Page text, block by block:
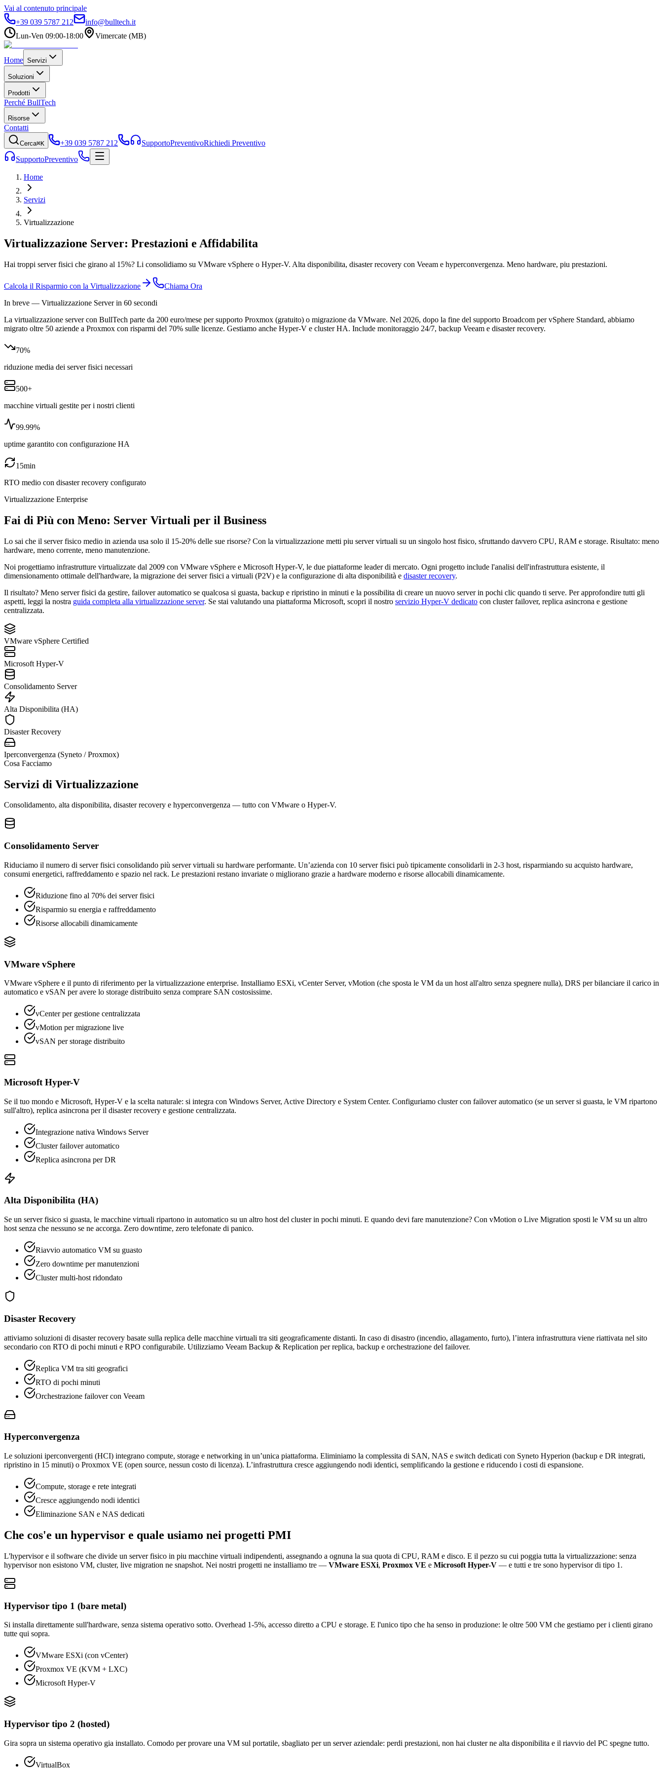
Vai al contenuto principale
+39 039 5787 212
info@bulltech.it
Lun-Ven 09:00-18:00
Vimercate (MB)
Home Servizi
Soluzioni
Prodotti
Perché BullTech
Risorse
Contatti
Cerca⌘K +39 039 5787 212 SupportoPreventivoRichiedi Preventivo
SupportoPreventivo
Home
Servizi
Virtualizzazione
Virtualizzazione Server: Prestazioni e Affidabilita
Hai troppi server fisici che girano al 15%? Li consolidiamo su VMware vSphere o Hyper-V. Alta disponibilita, disaster recovery con Veeam e hyperconvergenza. Meno hardware, piu prestazioni.
Calcola il Risparmio con la Virtualizzazione
Chiama Ora
In breve — Virtualizzazione Server in 60 secondi
La virtualizzazione server con BullTech parte da 200 euro/mese per supporto Proxmox (gratuito) o migrazione da VMware. Nel 2026, dopo la fine del supporto Broadcom per vSphere Standard, abbiamo
migrato oltre 50 aziende a Proxmox con risparmi del 70% sulle licenze. Gestiamo anche Hyper-V e cluster HA. Include monitoraggio 24/7, backup Veeam e disaster recovery.
70%
riduzione media dei server fisici necessari
500+
macchine virtuali gestite per i nostri clienti
99.99%
uptime garantito con configurazione HA
15min
RTO medio con disaster recovery configurato
Virtualizzazione Enterprise
Fai di Più con Meno: Server Virtuali per il Business
Lo sai che il server fisico medio in azienda usa solo il 15-20% delle sue risorse? Con la virtualizzazione metti piu server virtuali su un singolo host fisico, sfruttando davvero CPU, RAM e storage. Risultato: meno
hardware, meno corrente, meno manutenzione.
Noi progettiamo infrastrutture virtualizzate dal 2009 con VMware vSphere e Microsoft Hyper-V, le due piattaforme leader di mercato. Ogni progetto include l'analisi dell'infrastruttura esistente, il
dimensionamento ottimale dell'hardware, la migrazione dei server fisici a virtuali (P2V) e la configurazione di alta disponibilità e disaster recovery.
Il risultato? Meno server fisici da gestire, failover automatico se qualcosa si guasta, backup e ripristino in minuti e la possibilita di creare un nuovo server in pochi clic quando ti serve. Per approfondire tutti gli
aspetti, leggi la nostra guida completa alla virtualizzazione server. Se stai valutando una piattaforma Microsoft, scopri il nostro servizio Hyper-V dedicato con cluster failover, replica asincrona e gestione
centralizzata.
VMware vSphere Certified
Microsoft Hyper-V
Consolidamento Server
Alta Disponibilita (HA)
Disaster Recovery
Iperconvergenza (Syneto / Proxmox)
Cosa Facciamo
Servizi di Virtualizzazione
Consolidamento, alta disponibilita, disaster recovery e hyperconvergenza — tutto con VMware o Hyper-V.
Consolidamento Server
Riduciamo il numero di server fisici consolidando più server virtuali su hardware performante. Un’azienda con 10 server fisici può tipicamente consolidarli in 2-3 host, risparmiando su acquisto hardware,
consumi energetici, raffreddamento e spazio nel rack. Le prestazioni restano invariate o migliorano grazie a hardware moderno e risorse allocabili dinamicamente.
Riduzione fino al 70% dei server fisici
Risparmio su energia e raffreddamento
Risorse allocabili dinamicamente
VMware vSphere
VMware vSphere e il punto di riferimento per la virtualizzazione enterprise. Installiamo ESXi, vCenter Server, vMotion (che sposta le VM da un host all'altro senza spegnere nulla), DRS per bilanciare il carico in
automatico e vSAN per avere lo storage distribuito senza comprare SAN costosissime.
vCenter per gestione centralizzata
vMotion per migrazione live
vSAN per storage distribuito
Microsoft Hyper-V
Se il tuo mondo e Microsoft, Hyper-V e la scelta naturale: si integra con Windows Server, Active Directory e System Center. Configuriamo cluster con failover automatico (se un server si guasta, le VM ripartono
sull'altro), replica asincrona per il disaster recovery e gestione centralizzata.
Integrazione nativa Windows Server
Cluster failover automatico
Replica asincrona per DR
Alta Disponibilita (HA)
Se un server fisico si guasta, le macchine virtuali ripartono in automatico su un altro host del cluster in pochi minuti. E quando devi fare manutenzione? Con vMotion o Live Migration sposti le VM su un altro
host senza che nessuno se ne accorga. Zero downtime, zero telefonate di panico.
Riavvio automatico VM su guasto
Zero downtime per manutenzioni
Cluster multi-host ridondato
Disaster Recovery
attiviamo soluzioni di disaster recovery basate sulla replica delle macchine virtuali tra siti geograficamente distanti. In caso di disastro (incendio, allagamento, furto), l’intera infrastruttura viene riattivata nel sito
secondario con RTO di pochi minuti e RPO configurabile. Utilizziamo Veeam Backup & Replication per replica, backup e orchestrazione del failover.
Replica VM tra siti geografici
RTO di pochi minuti
Orchestrazione failover con Veeam
Hyperconvergenza
Le soluzioni iperconvergenti (HCI) integrano compute, storage e networking in un’unica piattaforma. Eliminiamo la complessita di SAN, NAS e switch dedicati con Syneto Hyperion (backup e DR integrati,
ripristino in 15 minuti) o Proxmox VE (open source, nessun costo di licenza). L’infrastruttura cresce aggiungendo nodi identici, semplificando la gestione e riducendo i costi di espansione.
Compute, storage e rete integrati
Cresce aggiungendo nodi identici
Eliminazione SAN e NAS dedicati
Che cos'e un hypervisor e quale usiamo nei progetti PMI
L'hypervisor e il software che divide un server fisico in piu macchine virtuali indipendenti, assegnando a ognuna la sua quota di CPU, RAM e disco. E il pezzo su cui poggia tutta la virtualizzazione: senza
hypervisor non esistono VM, cluster, live migration ne snapshot. Nei nostri progetti ne installiamo tre — VMware ESXi, Proxmox VE e Microsoft Hyper-V — e tutti e tre sono hypervisor di tipo 1.
Hypervisor tipo 1 (bare metal)
Si installa direttamente sull'hardware, senza sistema operativo sotto. Overhead 1-5%, accesso diretto a CPU e storage. E l'unico tipo che ha senso in produzione: le oltre 500 VM che gestiamo per i clienti girano
tutte qui sopra.
VMware ESXi (con vCenter)
Proxmox VE (KVM + LXC)
Microsoft Hyper-V
Hypervisor tipo 2 (hosted)
Gira sopra un sistema operativo gia installato. Comodo per provare una VM sul portatile, sbagliato per un server aziendale: perdi prestazioni, non hai cluster ne alta disponibilita e il riavvio del PC spegne tutto.
VirtualBox